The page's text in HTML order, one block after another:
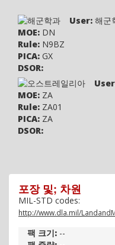
User: 해군
MOE: DN
Rule: N9BZ
PICA: GX
DSOR:
MOE: ZA
Rule: ZA01
PICA: ZA
DSOR:
포장 및; 차원
MIL-STD codes:
http://www.dla.mil/
팩 크기: --